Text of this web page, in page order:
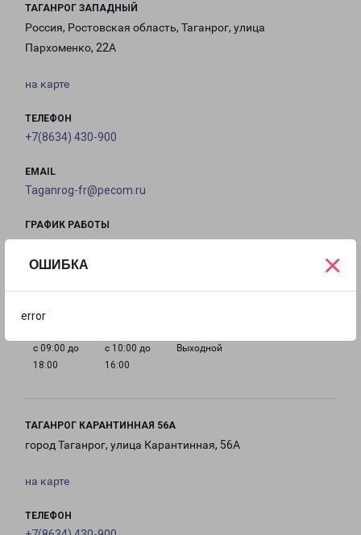
ОШИБКА
error
×
ТАГАНРОГ ЗАПАДНЫЙ
Россия, Ростовская область, Таганрог, улица
Пархоменко, 22А
на карте
ТЕЛЕФОН
+7(8634) 430-900
EMAIL
Taganrog-fr@pecom.ru
ГРАФИК РАБОТЫ
18:00
18:00
18:00
18:00
с 09:00 до
18:00
с 10:00 до
16:00
Выходной
ТАГАНРОГ КАРАНТИННАЯ 56А
город Таганрог, улица Карантинная, 56А
на карте
ТЕЛЕФОН